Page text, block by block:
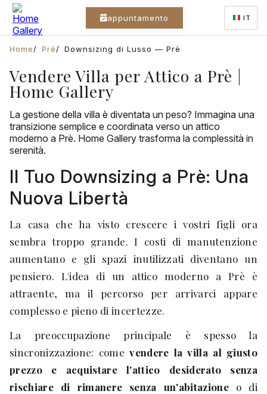
appuntamento IT
Home Prè Downsizing di Lusso — Prè
Vendere Villa per Attico a Prè |
Home Gallery
La gestione della villa è diventata un peso? Immagina una
transizione semplice e coordinata verso un attico
moderno a Prè. Home Gallery trasforma la complessità in
serenità.
Il Tuo Downsizing a Prè: Una
Nuova Libertà
La casa che ha visto crescere i vostri figli ora
sembra troppo grande. I costi di manutenzione
aumentano e gli spazi inutilizzati diventano un
pensiero. L'idea di un attico moderno a Prè è
attraente, ma il percorso per arrivarci appare
complesso e pieno di incertezze.
La preoccupazione principale è spesso la
sincronizzazione: comevendere la villa al giusto
prezzo e acquistare l'attico desiderato senza
rischiare di rimanere senza un'abitazione o di